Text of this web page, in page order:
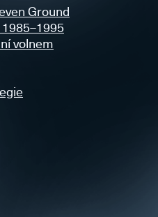
Ground
volnem